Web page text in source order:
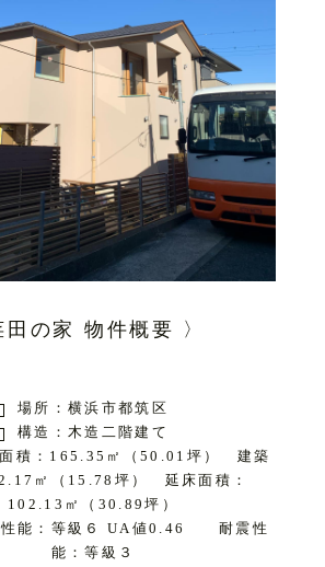
田の家 物件概要 〉
場所：横浜市都筑区
構造：木造二階建て
面積：165.35㎡（50.01坪） 建築
㎡（15.78坪） 延床面積：
102.13㎡（30.89坪）
性能：等級６ UA値0.46 耐震性
能：等級３